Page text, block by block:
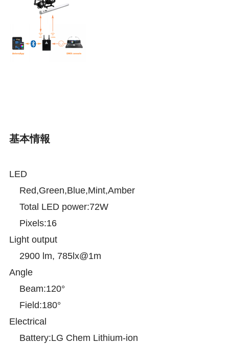
基本情報
LED
Red,Green,Blue,Mint,Amber
Total LED power:72W
Pixels:16
Light output
2900 lm, 785lx@1m
Angle
Beam:120°
Field:180°
Electrical
Battery:LG Chem Lithium-ion